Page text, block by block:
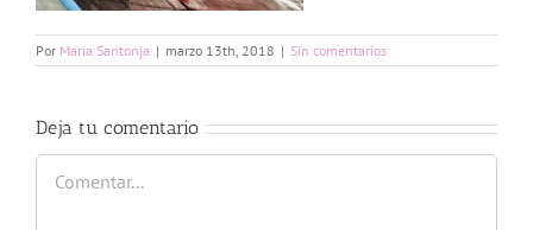
Por Maria Santonja | marzo 13th, 2018 | Sin comentarios
Deja tu comentario
Comentar